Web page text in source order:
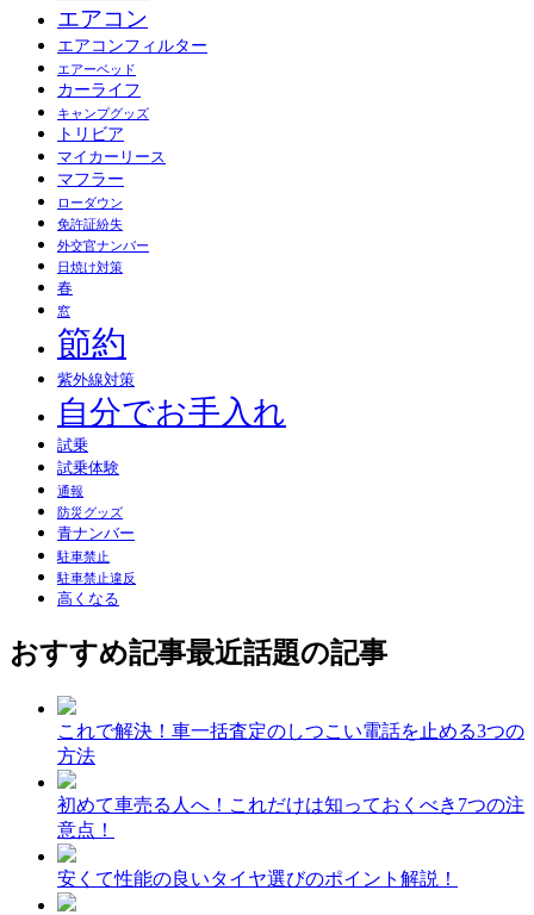
エアコン
エアコンフィルター
エアーベッド
カーライフ
キャンプグッズ
トリビア
マイカーリース
マフラー
ローダウン
免許証紛失
外交官ナンバー
日焼け対策
春
窓
節約
紫外線対策
自分でお手入れ
試乗
試乗体験
通報
防災グッズ
青ナンバー
駐車禁止
駐車禁止違反
高くなる
おすすめ記事最近話題の記事
これで解決！車一括査定のしつこい電話を止める3つの
方法
初めて車売る人へ！これだけは知っておくべき7つの注
意点！
安くて性能の良いタイヤ選びのポイント解説！